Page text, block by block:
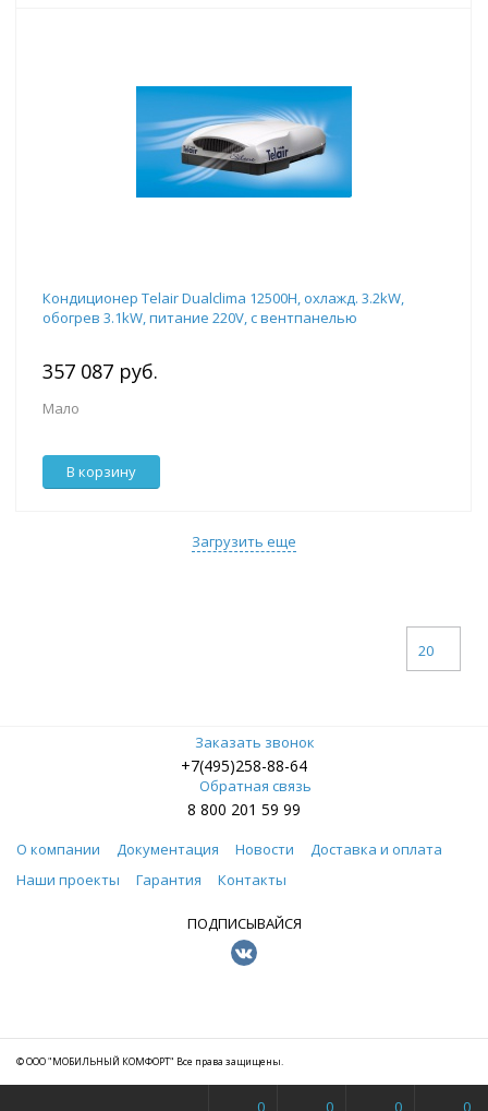
Кондиционер Telair Dualclima 12500H, охлажд. 3.2kW,
обогрев 3.1kW, питание 220V, с вентпанелью
357 087 руб.
Мало
В корзину
Загрузить еще
20
Заказать звонок
+7(495)258-88-64
Обратная связь
8 800 201 59 99
О компании Документация Новости
Доставка и оплата
Наши проекты
Гарантия Контакты
ПОДПИСЫВАЙСЯ
© ООО "МОБИЛЬНЫЙ КОМФОРТ" Все права защищены.
0 0 0 0